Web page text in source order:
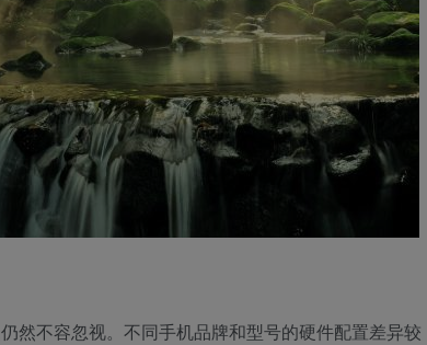
然不容忽视。不同手机品牌和型号的硬件配置差异较